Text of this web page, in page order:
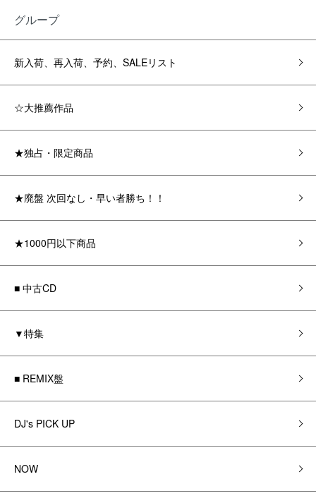
グループ
新入荷、再入荷、予約、SALEリスト
☆大推薦作品
★独占・限定商品
★廃盤 次回なし・早い者勝ち！！
★1000円以下商品
■ 中古CD
▼特集
■ REMIX盤
DJ's PICK UP
NOW